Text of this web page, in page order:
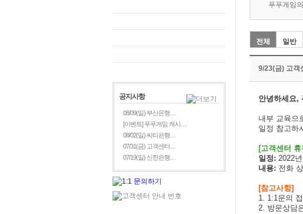
공지사항
08/09(일) 부산은행…
[이벤트] 푸푸게임 캐시…
08/02(일) 씨티은행…
07/31(금) 고객센터…
07/19(일) 신한은행…
푸푸게임
전체 일반
9/23(금) 고객
안녕하세요,
내부 교육으
일정 참고하
[고객센터 휴
일정: 2022
내용: 전화
[참고사항]
1. 1:1문의
2. 방문상담